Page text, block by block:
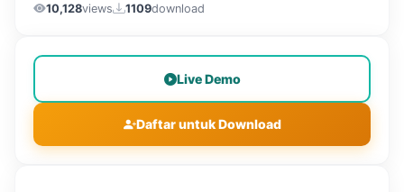
10,128views 1109download
Live Demo
Daftar untuk Download